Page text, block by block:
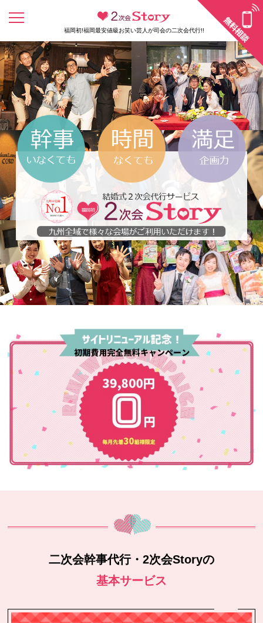
福岡初!福岡最安値級お笑い芸人が司会の二次会代行!!
二次会幹事代行・2次会Storyの
基本サービス